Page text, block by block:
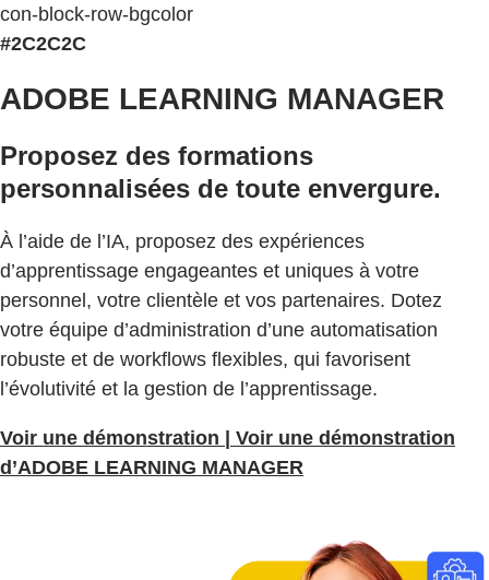
con-block-row-bgcolor
#2C2C2C
ADOBE LEARNING MANAGER
Proposez des formations
personnalisées de toute envergure.
À l’aide de l’IA, proposez des expériences
d’apprentissage engageantes et uniques à votre
personnel, votre clientèle et vos partenaires. Dotez
votre équipe d’administration d’une automatisation
robuste et de workflows flexibles, qui favorisent
l’évolutivité et la gestion de l’apprentissage.
Voir une démonstration | Voir une démonstration
d’ADOBE LEARNING MANAGER